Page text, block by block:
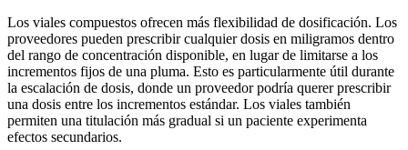
Los viales compuestos ofrecen más flexibilidad de dosificación. Los
proveedores pueden prescribir cualquier dosis en miligramos dentro
del rango de concentración disponible, en lugar de limitarse a los
incrementos fijos de una pluma. Esto es particularmente útil durante
la escalación de dosis, donde un proveedor podría querer prescribir
una dosis entre los incrementos estándar. Los viales también
permiten una titulación más gradual si un paciente experimenta
efectos secundarios.